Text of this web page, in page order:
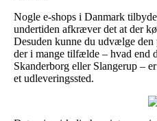
Nogle e-shops i Danmark
undertiden afkræver det at der
Desuden kunne du udvælge
der i mange tilfælde – hvad end
Skanderborg eller Slangerup –
et udleveringssted.